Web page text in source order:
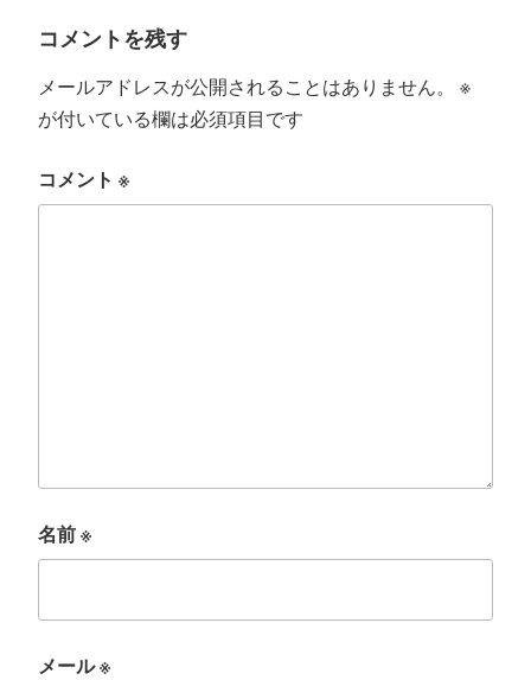
コメントを残す
メールアドレスが公開されることはありません。
※
が付いている欄は必須項目です
コメント ※
名前※
メール※